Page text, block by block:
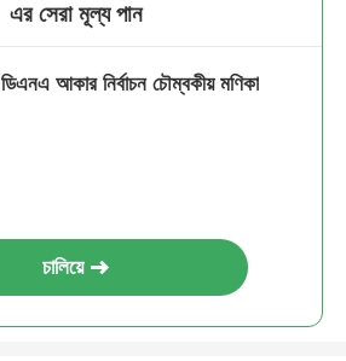
এর সেরা মূল্য পান
ডিএনএ আকার নির্বাচন চৌম্বকীয় মণিকা
চালিয়ে